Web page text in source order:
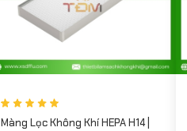
Màng Lọc Không Khí HEPA H14 |